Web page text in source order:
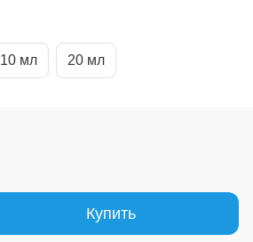
10 мл 20 мл
Купить